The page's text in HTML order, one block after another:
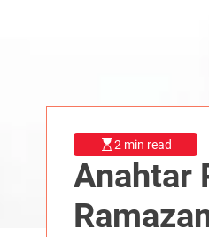
2 min read
Anahtar